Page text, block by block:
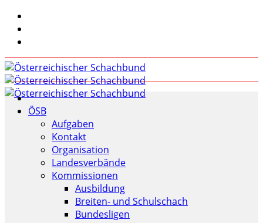
ÖSB
Aufgaben
Kontakt
Organisation
Landesverbände
Kommissionen
Ausbildung
Breiten- und Schulschach
Bundesligen